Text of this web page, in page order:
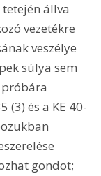
állva
vezetékre
veszélye
súlya sem
(3) és a KE 40-
gondot;